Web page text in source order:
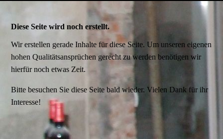
Diese Seite wird noch erstellt.
Wir erstellen gerade Inhalte für diese Seite. Um unseren eigenen
hohen Qualitätsansprüchen gerecht zu werden benötigen wir
hierfür noch etwas Zeit.
Bitte besuchen Sie diese Seite bald wieder. Vielen Dank für ihr
Interesse!